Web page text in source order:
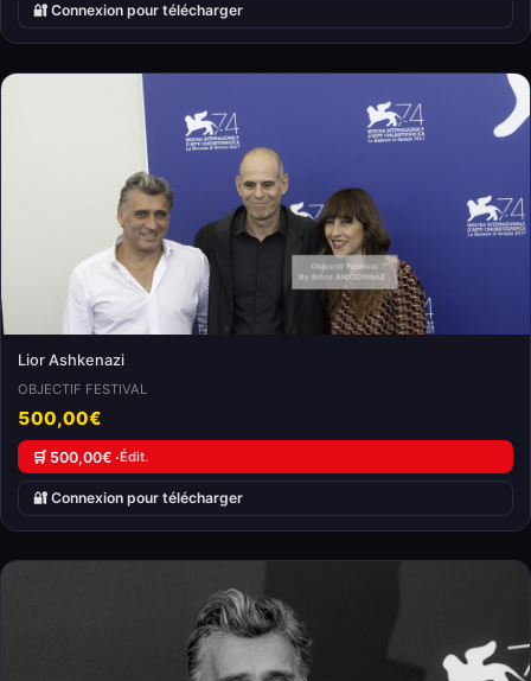
🔐 Connexion pour télécharger
Lior Ashkenazi
OBJECTIF FESTIVAL
500,00€
🛒 500,00€ ·Édit.
🔐 Connexion pour télécharger